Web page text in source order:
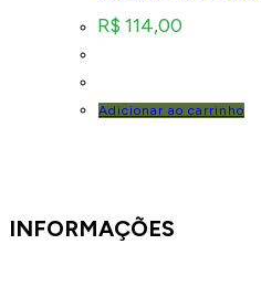
R$ 114,00
Adicionar ao carrinho
INFORMAÇÕES